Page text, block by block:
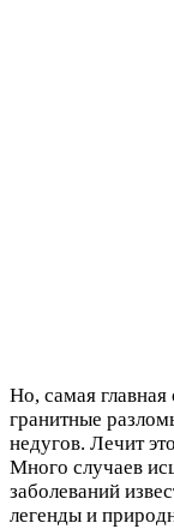
Но, самая главная
гранитные
недугов. Лечит
Много случаев
заболеваний
легенды и